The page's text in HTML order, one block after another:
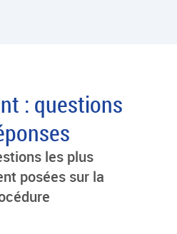
: questions
les plus
posées sur la